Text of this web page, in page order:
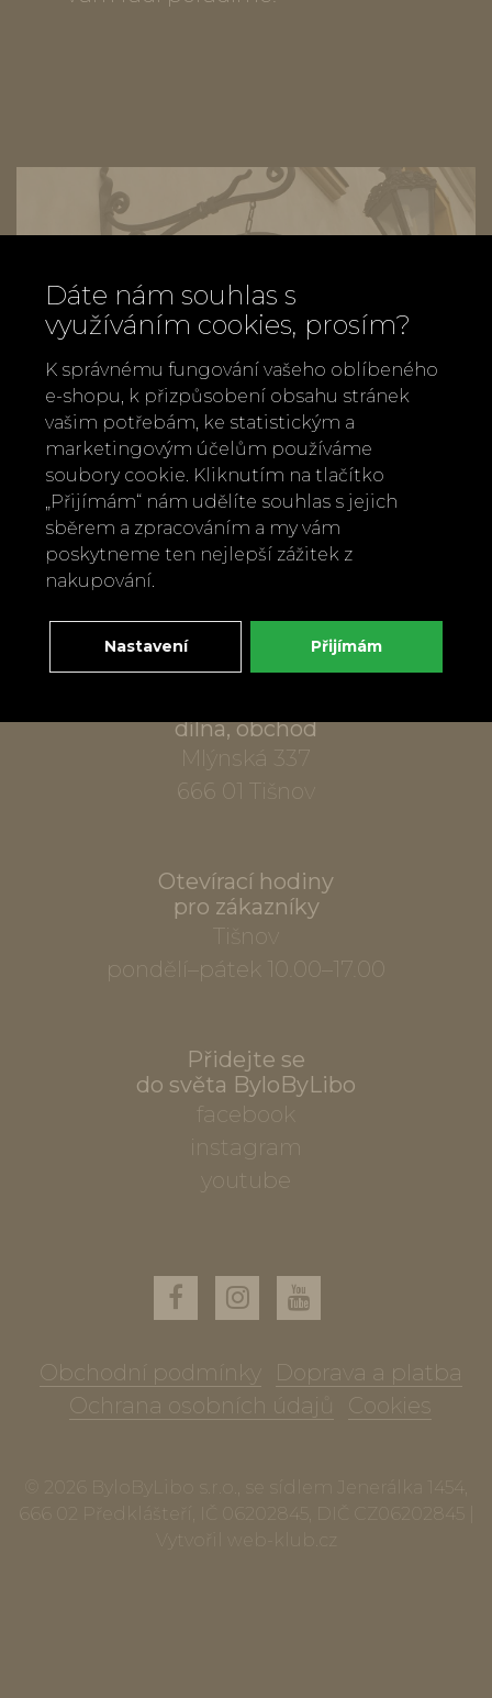
Zavolejte nám
+420 737 886 915
dílna, obchod
Mlýnská 337
666 01 Tišnov
Otevírací hodiny
pro zákazníky
Tišnov
pondělí–pátek 10.00–17.00
Přidejte se
do světa ByloByLibo
facebook
instagram
youtube
Obchodní podmínky
Doprava a platba
Ochrana osobních údajů
Cookies
© 2026 ByloByLibo s.r.o., se sídlem Jenerálka 1454,
666 02 Předklášteří, IČ 06202845, DIČ CZ06202845 |
Vytvořil
Dáte nám souhlas s
využíváním cookies, prosím?
K správnému fungování vašeho oblíbeného
e-shopu, k přizpůsobení obsahu stránek
vašim potřebám, ke statistickým a
marketingovým účelům používáme
soubory cookie. Kliknutím na tlačítko
„Přijímám“ nám udělíte souhlas s jejich
sběrem a zpracováním a my vám
poskytneme ten nejlepší zážitek z
nakupování.
Nastavení Přijímám